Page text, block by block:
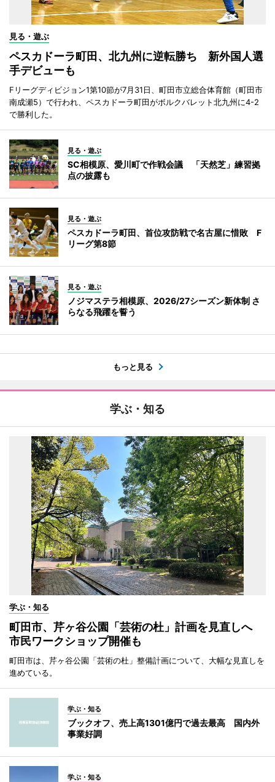
見る・遊ぶ
ペスカドーラ町田、北九州に逆転勝ち 新外国人選
手デビューも
Fリーグディビジョン1第10節が7月31日、町田市立総合体育館（町田市
南成瀬5）で行われ、ペスカドーラ町田がボルクバレット北九州に4-2
で勝利した。
見る・遊ぶ
SC相模原、愛川町で作戦会議 「天然芝」練習拠
点の披露も
見る・遊ぶ
ペスカドーラ町田、首位攻防戦で名古屋に惜敗 F
リーグ第8節
見る・遊ぶ
ノジマステラ相模原、2026/27シーズン新体制 さ
らなる飛躍を誓う
もっと見る
学ぶ・知る
学ぶ・知る
町田市、芹ヶ谷公園「芸術の杜」計画を見直しへ
市民ワークショップ開催も
町田市は、芹ヶ谷公園「芸術の杜」整備計画について、大幅な見直しを
進めている。
学ぶ・知る
ブックオフ、売上高1301億円で過去最高 国内外
事業好調
学ぶ・知る